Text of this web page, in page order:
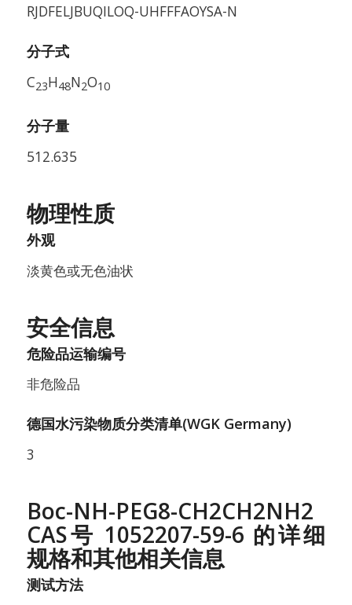
RJDFELJBUQILOQ-UHFFFAOYSA-N
分子式
C23H48N2O10
分子量
512.635
物理性质
外观
淡黄色或无色油状
安全信息
危险品运输编号
非危险品
德国水污染物质分类清单(WGK Germany)
3
Boc-NH-PEG8-CH2CH2NH2
CAS号 1052207-59-6 的详细
规格和其他相关信息
测试方法